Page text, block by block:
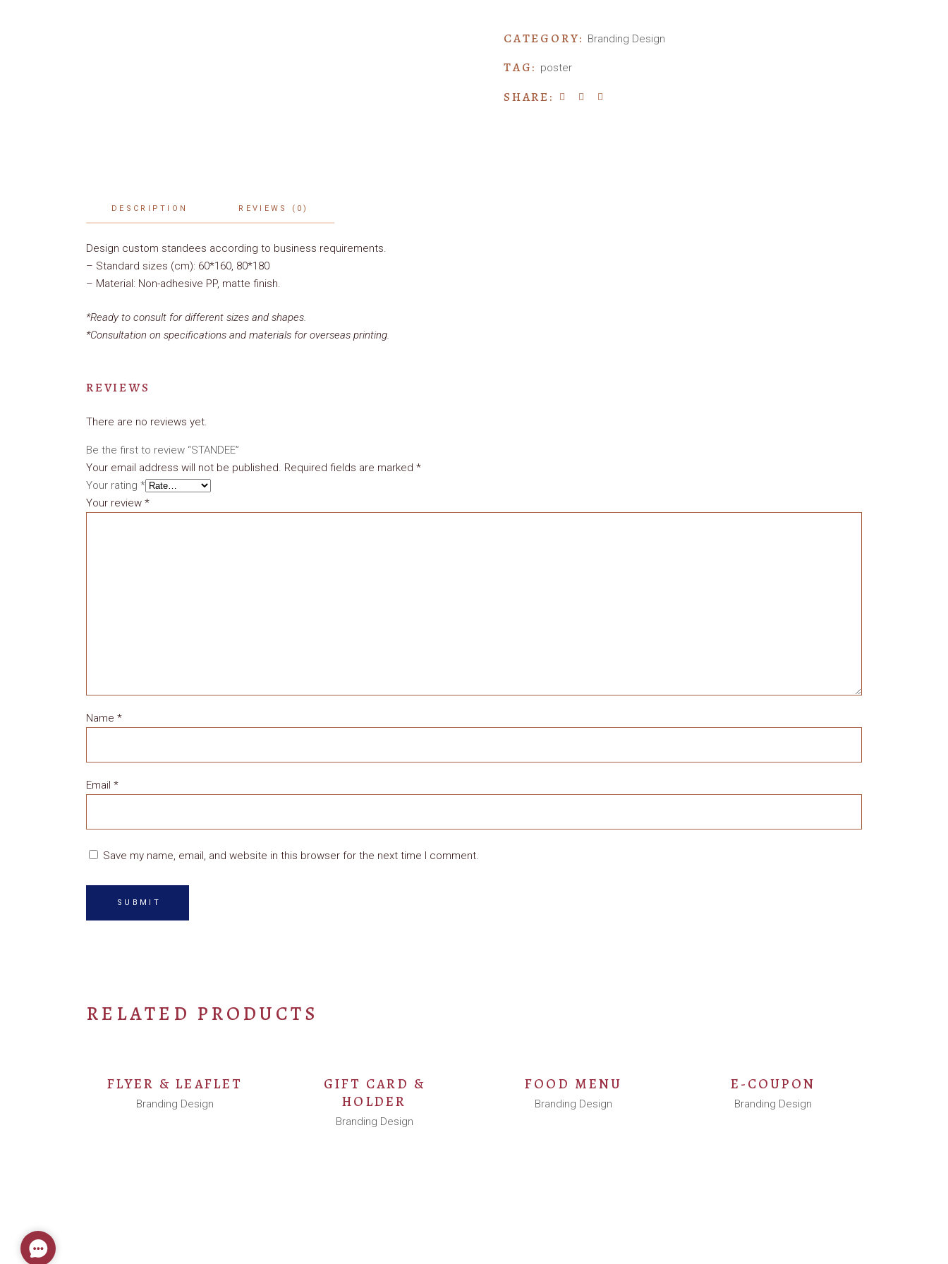
CATEGORY: Branding Design
TAG: poster
SHARE:
DESCRIPTION REVIEWS (0)
Design custom standees according to business requirements.
– Standard sizes (cm): 60*160, 80*180
– Material: Non-adhesive PP, matte finish.
*Ready to consult for different sizes and shapes.
*Consultation on specifications and materials for overseas printing.
REVIEWS
There are no reviews yet.
Be the first to review “STANDEE”
Your email address will not be published. Required fields are marked *
Your rating *
Your review *
Name *
Email *
Save my name, email, and website in this browser for the next time I comment.
RELATED PRODUCTS
FLYER & LEAFLET
Branding Design
GIFT CARD &
HOLDER
Branding Design
FOOD MENU
Branding Design
E-COUPON
Branding Design
Contact